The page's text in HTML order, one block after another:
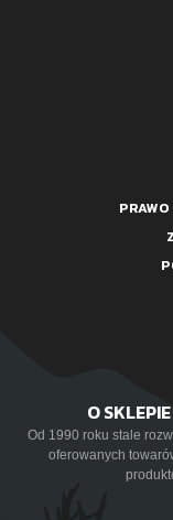
O
Od 1990 roku stale
oferowanych